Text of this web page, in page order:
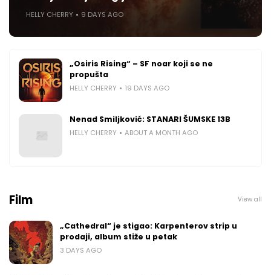
HELLY CHERRY 9 DAYS AGO
„Osiris Rising“ – SF noar koji se ne
propušta
HELLY CHERRY 19 DAYS AGO
Nenad Smiljković: STANARI ŠUMSKE 13B
HELLY CHERRY ABOUT A MONTH AGO
Film View all
„Cathedral“ je stigao: Karpenterov strip u
prodaji, album stiže u petak
3 DAYS AGO